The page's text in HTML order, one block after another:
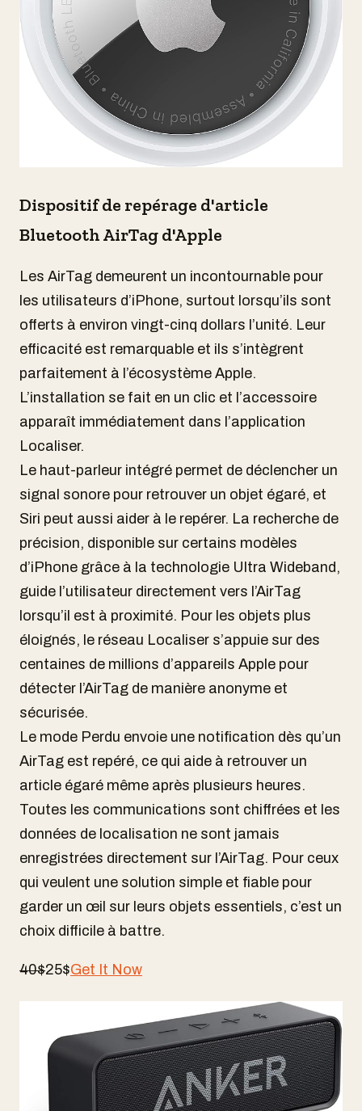
Dispositif de repérage d'article
Bluetooth AirTag d'Apple
Les AirTag demeurent un incontournable pour
les utilisateurs d’iPhone, surtout lorsqu’ils sont
offerts à environ vingt-cinq dollars l’unité. Leur
efficacité est remarquable et ils s’intègrent
parfaitement à l’écosystème Apple.
L’installation se fait en un clic et l’accessoire
apparaît immédiatement dans l’application
Localiser.
Le haut-parleur intégré permet de déclencher un
signal sonore pour retrouver un objet égaré, et
Siri peut aussi aider à le repérer. La recherche de
précision, disponible sur certains modèles
d’iPhone grâce à la technologie Ultra Wideband,
guide l’utilisateur directement vers l’AirTag
lorsqu’il est à proximité. Pour les objets plus
éloignés, le réseau Localiser s’appuie sur des
centaines de millions d’appareils Apple pour
détecter l’AirTag de manière anonyme et
sécurisée.
Le mode Perdu envoie une notification dès qu’un
AirTag est repéré, ce qui aide à retrouver un
article égaré même après plusieurs heures.
Toutes les communications sont chiffrées et les
données de localisation ne sont jamais
enregistrées directement sur l’AirTag. Pour ceux
qui veulent une solution simple et fiable pour
garder un œil sur leurs objets essentiels, c’est un
choix difficile à battre.
40$25$Get It Now